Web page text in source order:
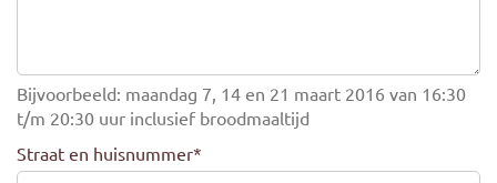
Bijvoorbeeld: maandag 7, 14 en 21 maart 2016 van 16:30
t/m 20:30 uur inclusief broodmaaltijd
Straat en huisnummer*